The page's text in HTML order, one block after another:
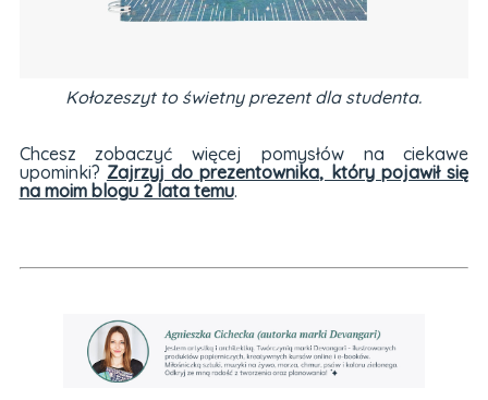
Kołozeszyt to świetny prezent dla studenta.
Chcesz zobaczyć więcej pomysłów na ciekawe
upominki? Zajrzyj do prezentownika, który pojawił się
na moim blogu 2 lata temu.